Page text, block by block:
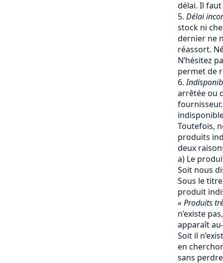
délai. Il
Délai
stock ni
dernier ne
réassort.
N’hésitez
permet de
arrêtée ou
Toutefois,
produits
deux
a) Le
Soit nous
Sous le
produit
« Produits
n’existe
apparaît
Soit il
en
sans